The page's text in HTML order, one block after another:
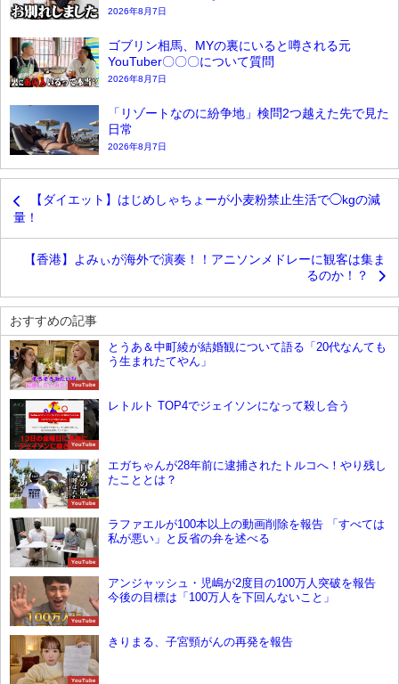
2026年8月7日
ゴブリン相馬、MYの裏にいると噂される元
YouTuber〇〇〇について質問
2026年8月7日
「リゾートなのに紛争地」検問2つ越えた先で見た
日常
2026年8月7日
【ダイエット】はじめしゃちょーが小麦粉禁止生活で◯kgの減
量！
【香港】よみぃが海外で演奏！！アニソンメドレーに観客は集ま
るのか！？
おすすめの記事
YouTube
とうあ＆中町綾が結婚観について語る「20代なんても
う生まれたてやん」
YouTube
レトルト TOP4でジェイソンになって殺し合う
YouTube
エガちゃんが28年前に逮捕されたトルコへ！やり残し
たこととは？
YouTube
ラファエルが100本以上の動画削除を報告 「すべては
私が悪い」と反省の弁を述べる
YouTube
アンジャッシュ・児嶋が2度目の100万人突破を報告
今後の目標は「100万人を下回んないこと」
YouTube
きりまる、子宮頸がんの再発を報告